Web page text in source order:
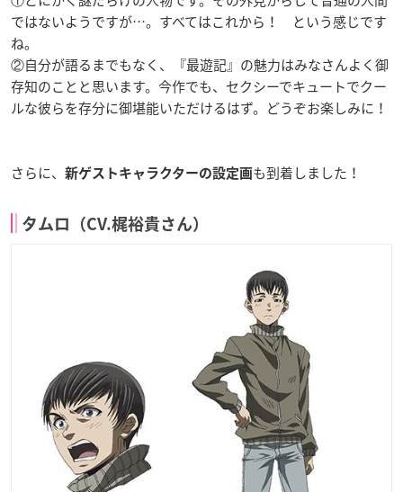
ではないようですが…。すべてはこれから！ という感じです
ね。
②自分が語るまでもなく、『最遊記』の魅力はみなさんよく御
存知のことと思います。今作でも、セクシーでキュートでクー
ルな彼らを存分に御堪能いただけるはず。どうぞお楽しみに！
さらに、 新ゲストキャラクターの設定画も到着しました！
タムロ（CV.梶裕貴さん）